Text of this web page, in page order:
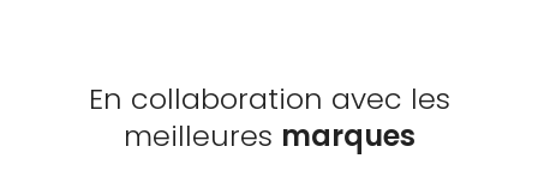
En collaboration avec les
meilleures marques